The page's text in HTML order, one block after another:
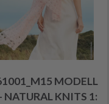
MODELL
NATURAL KNITS 1: